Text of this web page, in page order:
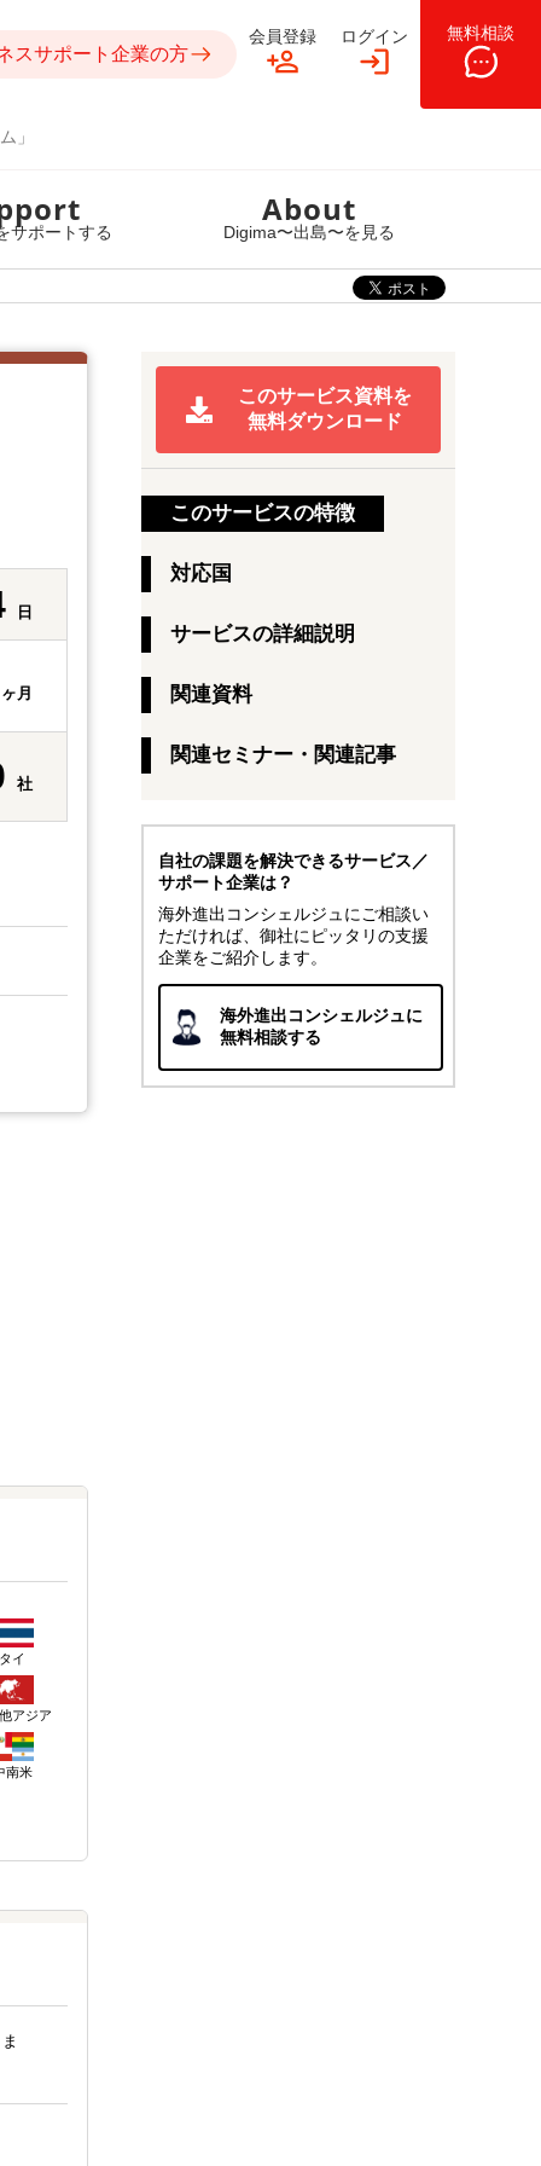
」
スサポート企業の方
会員登録 ログイン 無料相談
サポートする
About
Digima〜出島〜を見る
日
ヶ月
社
タイ
アジア
南米
このサービス資料を
無料ダウンロード
このサービスの特徴
対応国
サービスの詳細説明
関連資料
関連セミナー・関連記事
自社の課題を解決できるサービス／
サポート企業は？
海外進出コンシェルジュにご相談い
ただければ、御社にピッタリの支援
企業をご紹介します。
海外進出コンシェルジュに
無料相談する